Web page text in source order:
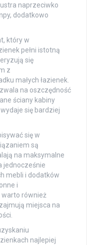
naprzeciwko
dodatkowo
który w
pełni istotną
się
z
małych łazienek.
na oszczędność
ściany kabiny
się bardziej
się w
są
na maksymalne
jednocześnie
mebli i dodatków
i
warto również
miejsca na
najlepiej